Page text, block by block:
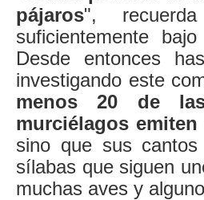
pájaros",
suficientemente
Desde entonces
investigando este
menos 20 de
murciélagos
sino que sus
sílabas que siguen
muchas aves y